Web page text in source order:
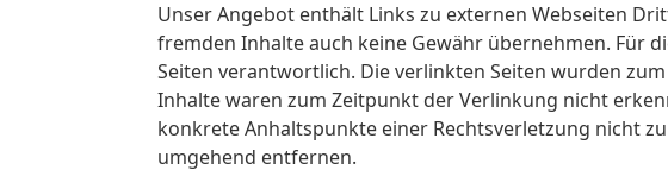
Unser Angebot enthält Links zu externen Webseiten
fremden Inhalte auch keine Gewähr übernehmen. Für
Seiten verantwortlich. Die verlinkten Seiten wurden
Inhalte waren zum Zeitpunkt der Verlinkung nicht
konkrete Anhaltspunkte einer Rechtsverletzung nicht
umgehend entfernen.